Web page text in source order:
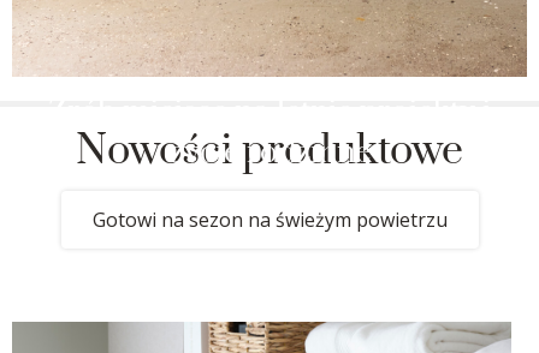
życie rodzinne
Gotowi na sezon na świeżym powietrzu
Nowości produktowe